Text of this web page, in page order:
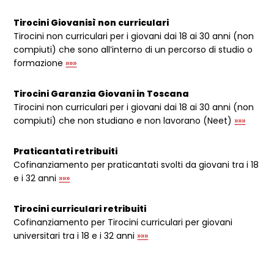
Tirocini Giovanisì non curriculari
Tirocini non curriculari per i giovani dai 18 ai 30 anni (non
compiuti) che sono all’interno di un percorso di studio o
formazione »»»
Tirocini Garanzia Giovani in Toscana
Tirocini non curriculari per i giovani dai 18 ai 30 anni (non
compiuti) che non studiano e non lavorano (Neet) »»»
Praticantati retribuiti
Cofinanziamento per praticantati svolti da giovani tra i 18
e i 32 anni »»»
Tirocini curriculari retribuiti
Cofinanziamento per Tirocini curriculari per giovani
universitari tra i 18 e i 32 anni »»»